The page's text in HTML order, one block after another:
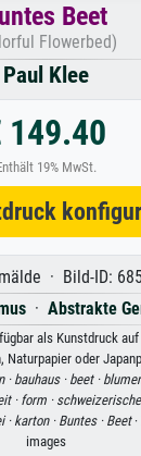
Beet
Flowerbed)
Paul Klee
149.40
19% MwSt.
· Bild-ID:
· Abstrakte
als Kunstdruck
Naturpapier oder
· bauhaus · beet ·
·form ·
· karton · Buntes · Beet·
images